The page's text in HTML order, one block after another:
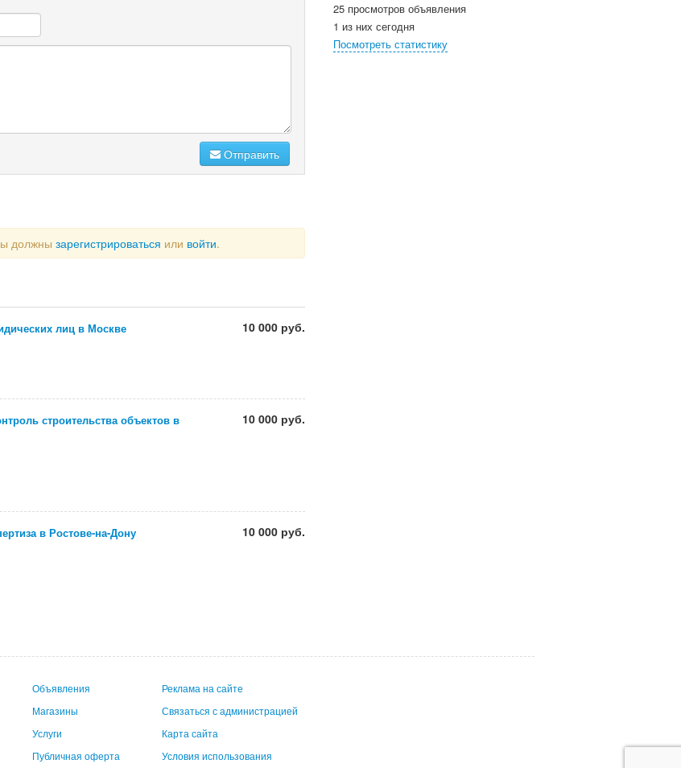
Отправить
должны зарегистрироваться или войти.
лиц в Москве 10 000 руб.
строительства объектов в
10 000 руб.
в Ростове-на-Дону 10 000 руб.
25 просмотров объявления
1 из них сегодня
Посмотреть статистику
Объявления
Магазины
Услуги
Публичная оферта
Реклама на сайте
Связаться с администрацией
Карта сайта
Условия использования